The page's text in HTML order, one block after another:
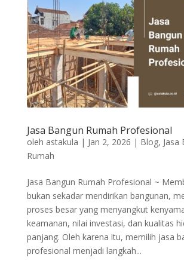
Jasa Bangun Rumah Profesional
oleh astakula | Jan 2, 2026 | Blog, Jasa
Rumah
Jasa Bangun Rumah Profesional ~
bukan sekadar mendirikan bangunan,
proses besar yang menyangkut
keamanan, nilai investasi, dan kualitas
panjang. Oleh karena itu, memilih jasa
profesional menjadi langkah...